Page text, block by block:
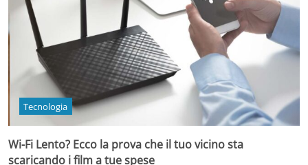
Tecnologia
Wi-Fi Lento? Ecco la prova che il tuo vicino sta
scaricando i film a tue spese